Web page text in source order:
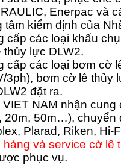
Enerpac và
tâm kiểm định của
cấp các loại khẩu
thủy lực DLW2.
cấp các loại bơm cờ
3ph), bơm cờ lê thủy
đặt ra.
VIET NAM nhận
20m, 50m…), chuyển
Plarad, Riken,
hàng và service cờ lê
phục vụ.